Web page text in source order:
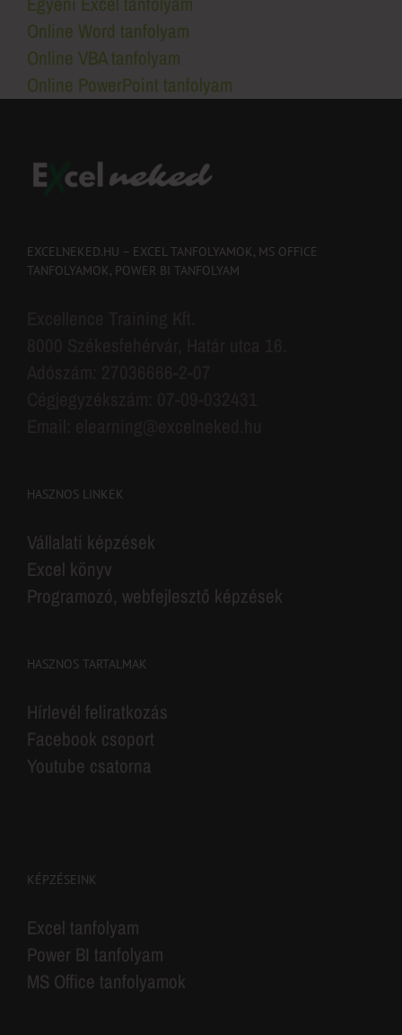
Online Word tanfolyam
Online VBA tanfolyam
Online PowerPoint tanfolyam
EXCELNEKED.HU – EXCEL TANFOLYAMOK, MS OFFICE
TANFOLYAMOK, POWER BI TANFOLYAM
HASZNOS LINKEK
Vállalati képzések
Excel könyv
Programozó, webfejlesztő képzések
HASZNOS TARTALMAK
Hírlevél feliratkozás
Facebook csoport
Youtube csatorna
KÉPZÉSEINK
Excel tanfolyam
Power BI tanfolyam
MS Office tanfolyamok